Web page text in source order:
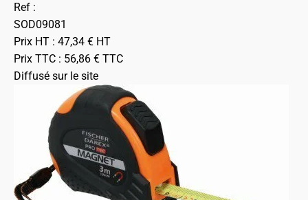
Ref :
SOD09081
Prix HT : 47,34 € HT
Prix TTC : 56,86 € TTC
Diffusé sur le site